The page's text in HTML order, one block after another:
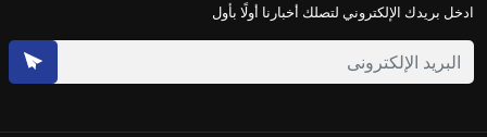
ادخل بريدك الإلكتروني لتصلك أخبارنا أولًا بأول